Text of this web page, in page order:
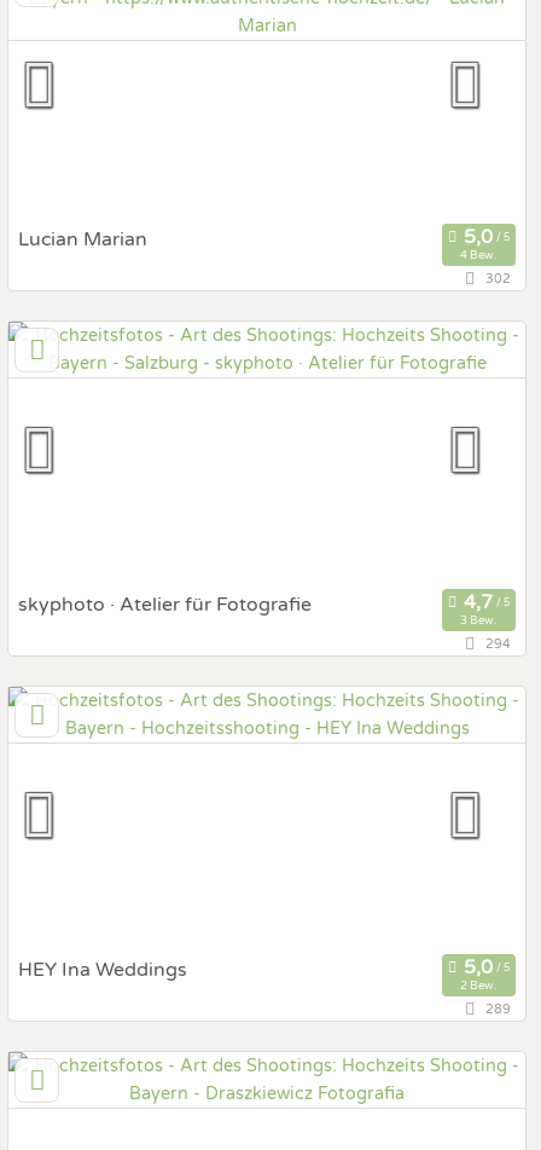
Hochzeits Shooting
Fotostory
Fotobox mit Zubehör
Lucian Marian
4 Bew.
Art des Shootings:
Prewedding Shooting
Hochzeits Shooting
Fotostory
Fotobox mit Zubehör
302
skyphoto · Atelier für Fotografie
3 Bew.
Art des Shootings:
Prewedding Shooting
Hochzeits Shooting
Fotostory
Fotobox mit Zubehör
294
HEY Ina Weddings
2 Bew.
Art des Shootings:
Prewedding Shooting
Hochzeits Shooting
Fotostory
289